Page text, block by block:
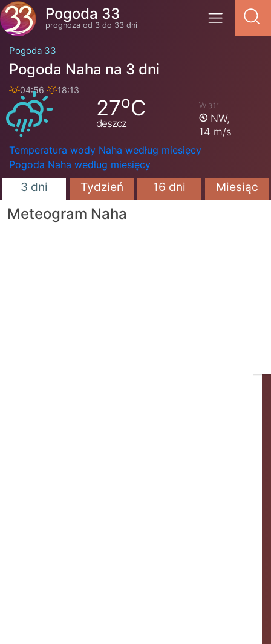
Pogoda 33
prognoza od 3 do 33 dni
Pogoda 33
Pogoda Naha na 3 dni
04:56 18:13
27oC
deszcz
Wiatr
NW,
14 m/s
Temperatura wody Naha według miesięcy
Pogoda Naha według miesięcy
3 dni Tydzień 16 dni Miesiąc
Meteogram Naha